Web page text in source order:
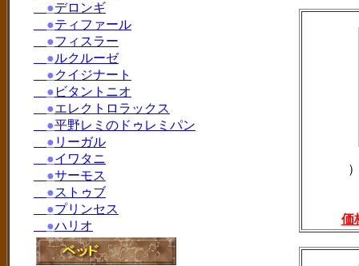
価
●デロンギ
●ティファール
●フィスラー
●ルクルーゼ
●クイジナート
● ビタントニオ
●エレクトロラックス
●平野レミのドゥレミパン
● リーガル
●イワタニ
●サーモス
●ストゥブ
●プリンセス
●ハリオ